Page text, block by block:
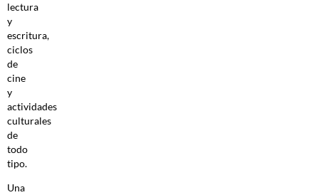
lectura
y
escritura,
ciclos
de
cine
y
actividades
culturales
de
todo
tipo.
Una